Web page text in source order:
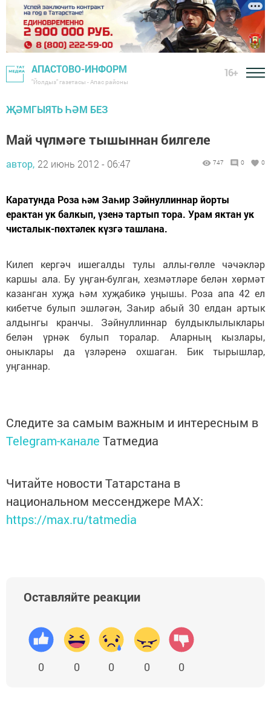
АПАСТОВО-ИНФОРМ
"Йолдыз" газетасы - Апас районы
16+
ҖӘМГЫЯТЬ ҺӘМ БЕЗ
Май чүлмәге тышыннан билгеле
автор, 22 июнь 2012 - 06:47 747 0 0
Каратунда Роза һәм Заһир Зәйнуллиннар йорты
ерактан ук балкып, үзенә тартып тора. Урам яктан ук
чисталык-пөхтәлек күзгә ташлана.
Килеп кергәч ишегалды тулы аллы-гөлле чәчәкләр
каршы ала. Бу уңган-булган, хезмәтләре белән хөрмәт
казанган хуҗа һәм хуҗабикә уңышы. Роза апа 42 ел
кибетче булып эшләгән, Заһир абый 30 елдан артык
алдынгы кранчы. Зәй­нуллиннар булдыклылыклары
белән үрнәк булып торалар. Аларның кызлары,
оныклары да үз­лә­ренә охшаган. Бик тырышлар,
уңганнар.
Следите за самым важным и интересным в
Telegram-канале Татмедиа
Читайте новости Татарстана в
национальном мессенджере MАХ:
https://max.ru/tatmedia
Оставляйте реакции
0 0 0 0 0